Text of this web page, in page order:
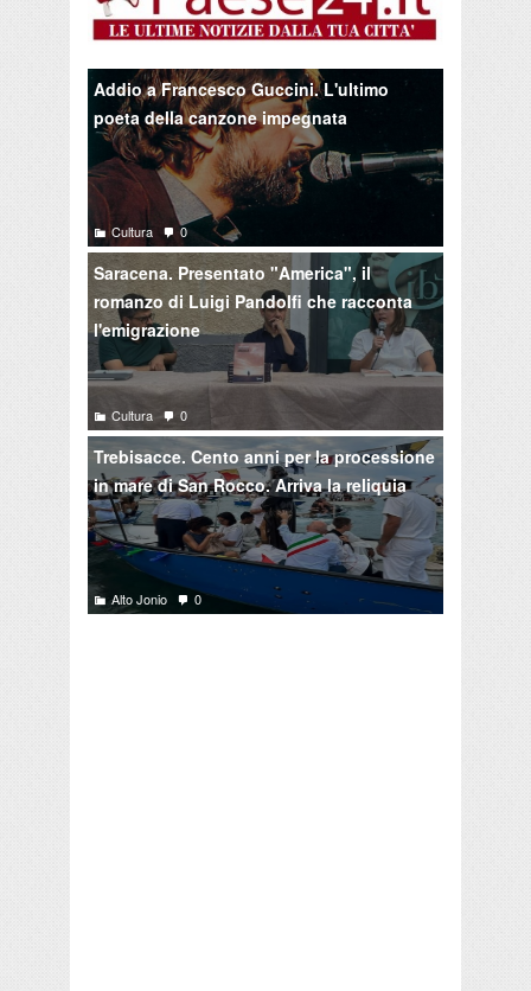
Addio a Francesco Guccini. L'ultimo
poeta della canzone impegnata
Cultura 0
Saracena. Presentato "America", il
romanzo di Luigi Pandolfi che racconta
l'emigrazione
Cultura 0
Trebisacce. Cento anni per la processione
in mare di San Rocco. Arriva la reliquia
Alto Jonio 0